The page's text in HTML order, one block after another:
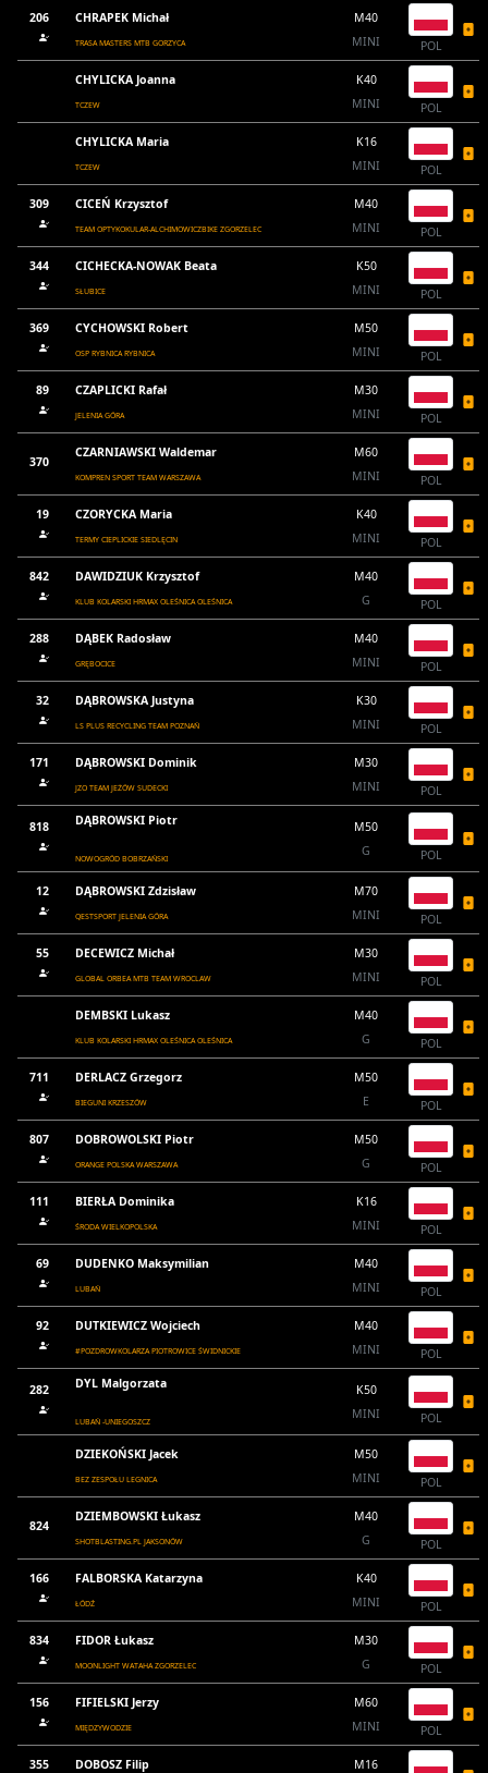
206 CHRAPEK Michał
TRASA MASTERS MTB GORZYCA
M40
MINI
POL
CHYLICKA Joanna
TCZEW
K40
MINI
POL
CHYLICKA Maria
TCZEW
K16
MINI
POL
309 CICEŃ Krzysztof
TEAM OPTYKOKULAR-ALCHIMOWICZBIKE ZGORZELEC
M40
MINI
POL
344 CICHECKA-NOWAK Beata
SŁUBICE
K50
MINI
POL
369 CYCHOWSKI Robert
OSP RYBNICA RYBNICA
M50
MINI
POL
89 CZAPLICKI Rafał
JELENIA GÓRA
M30
MINI
POL
370
CZARNIAWSKI Waldemar
KOMPREN SPORT TEAM WARSZAWA
M60
MINI
POL
19 CZORYCKA Maria
TERMY CIEPLICKIE SIEDLĘCIN
K40
MINI
POL
842 DAWIDZIUK Krzysztof
KLUB KOLARSKI HRMAX OLEŚNICA OLEŚNICA
M40
G
POL
288 DĄBEK Radosław
GRĘBOCICE
M40
MINI
POL
32 DĄBROWSKA Justyna
LS PLUS RECYCLING TEAM POZNAŃ
K30
MINI
POL
171 DĄBROWSKI Dominik
JZO TEAM JEŻÓW SUDECKI
M30
MINI
POL
818 DĄBROWSKI Piotr
NOWOGRÓD BOBRZAŃSKI
M50
G
POL
12 DĄBROWSKI Zdzisław
QESTSPORT JELENIA GÓRA
M70
MINI
POL
55 DECEWICZ Michał
GLOBAL ORBEA MTB TEAM WROCLAW
M30
MINI
POL
DEMBSKI Lukasz
KLUB KOLARSKI HRMAX OLEŚNICA OLEŚNICA
M40
G
POL
711 DERLACZ Grzegorz
BIEGUNI KRZESZÓW
M50
E
POL
807 DOBROWOLSKI Piotr
ORANGE POLSKA WARSZAWA
M50
G
POL
111 BIERŁA Dominika
ŚRODA WIELKOPOLSKA
K16
MINI
POL
69 DUDENKO Maksymilian
LUBAŃ
M40
MINI
POL
92 DUTKIEWICZ Wojciech
#POZDROWKOLARZA PIOTROWICE ŚWIDNICKIE
M40
MINI
POL
282 DYL Malgorzata
LUBAŃ -UNIEGOSZCZ
K50
MINI
POL
DZIEKOŃSKI Jacek
BEZ ZESPOŁU LEGNICA
M50
MINI
POL
824
DZIEMBOWSKI Łukasz
SHOTBLASTING.PL JAKSONÓW
M40
G
POL
166 FALBORSKA Katarzyna
ŁÓDŹ
K40
MINI
POL
834 FIDOR Łukasz
MOONLIGHT WATAHA ZGORZELEC
M30
G
POL
156 FIFIELSKI Jerzy
MIĘDZYWODZIE
M60
MINI
POL
355 DOBOSZ Filip
M16